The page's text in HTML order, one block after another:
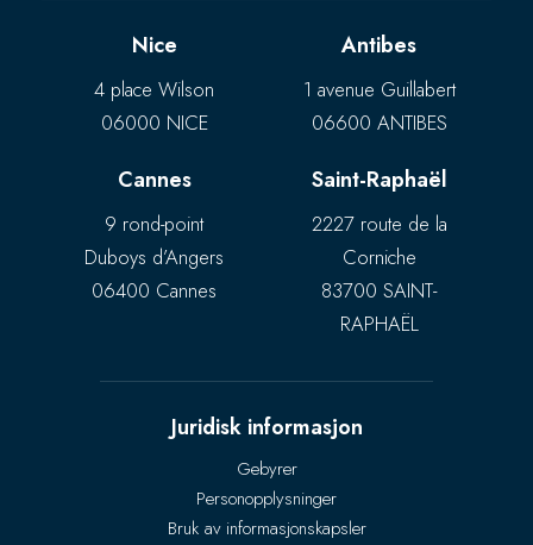
Nice
4 place Wilson
06000 NICE
Antibes
1 avenue Guillabert
06600 ANTIBES
Cannes
9 rond-point
Duboys d’Angers
06400 Cannes
Saint-Raphaël
2227 route de la
Corniche
83700 SAINT-
RAPHAËL
Juridisk informasjon
Gebyrer
Personopplysninger
Bruk av informasjonskapsler